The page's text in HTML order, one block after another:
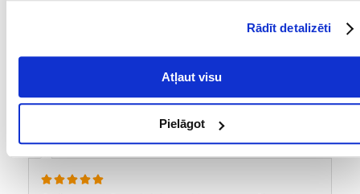
Rādīt detalizēti
Atļaut visu
Pielāgot
Visos įsigytos prekės patiko mano žiurkutei,,????
Katarzyna izdošanas datums 2020/07/21